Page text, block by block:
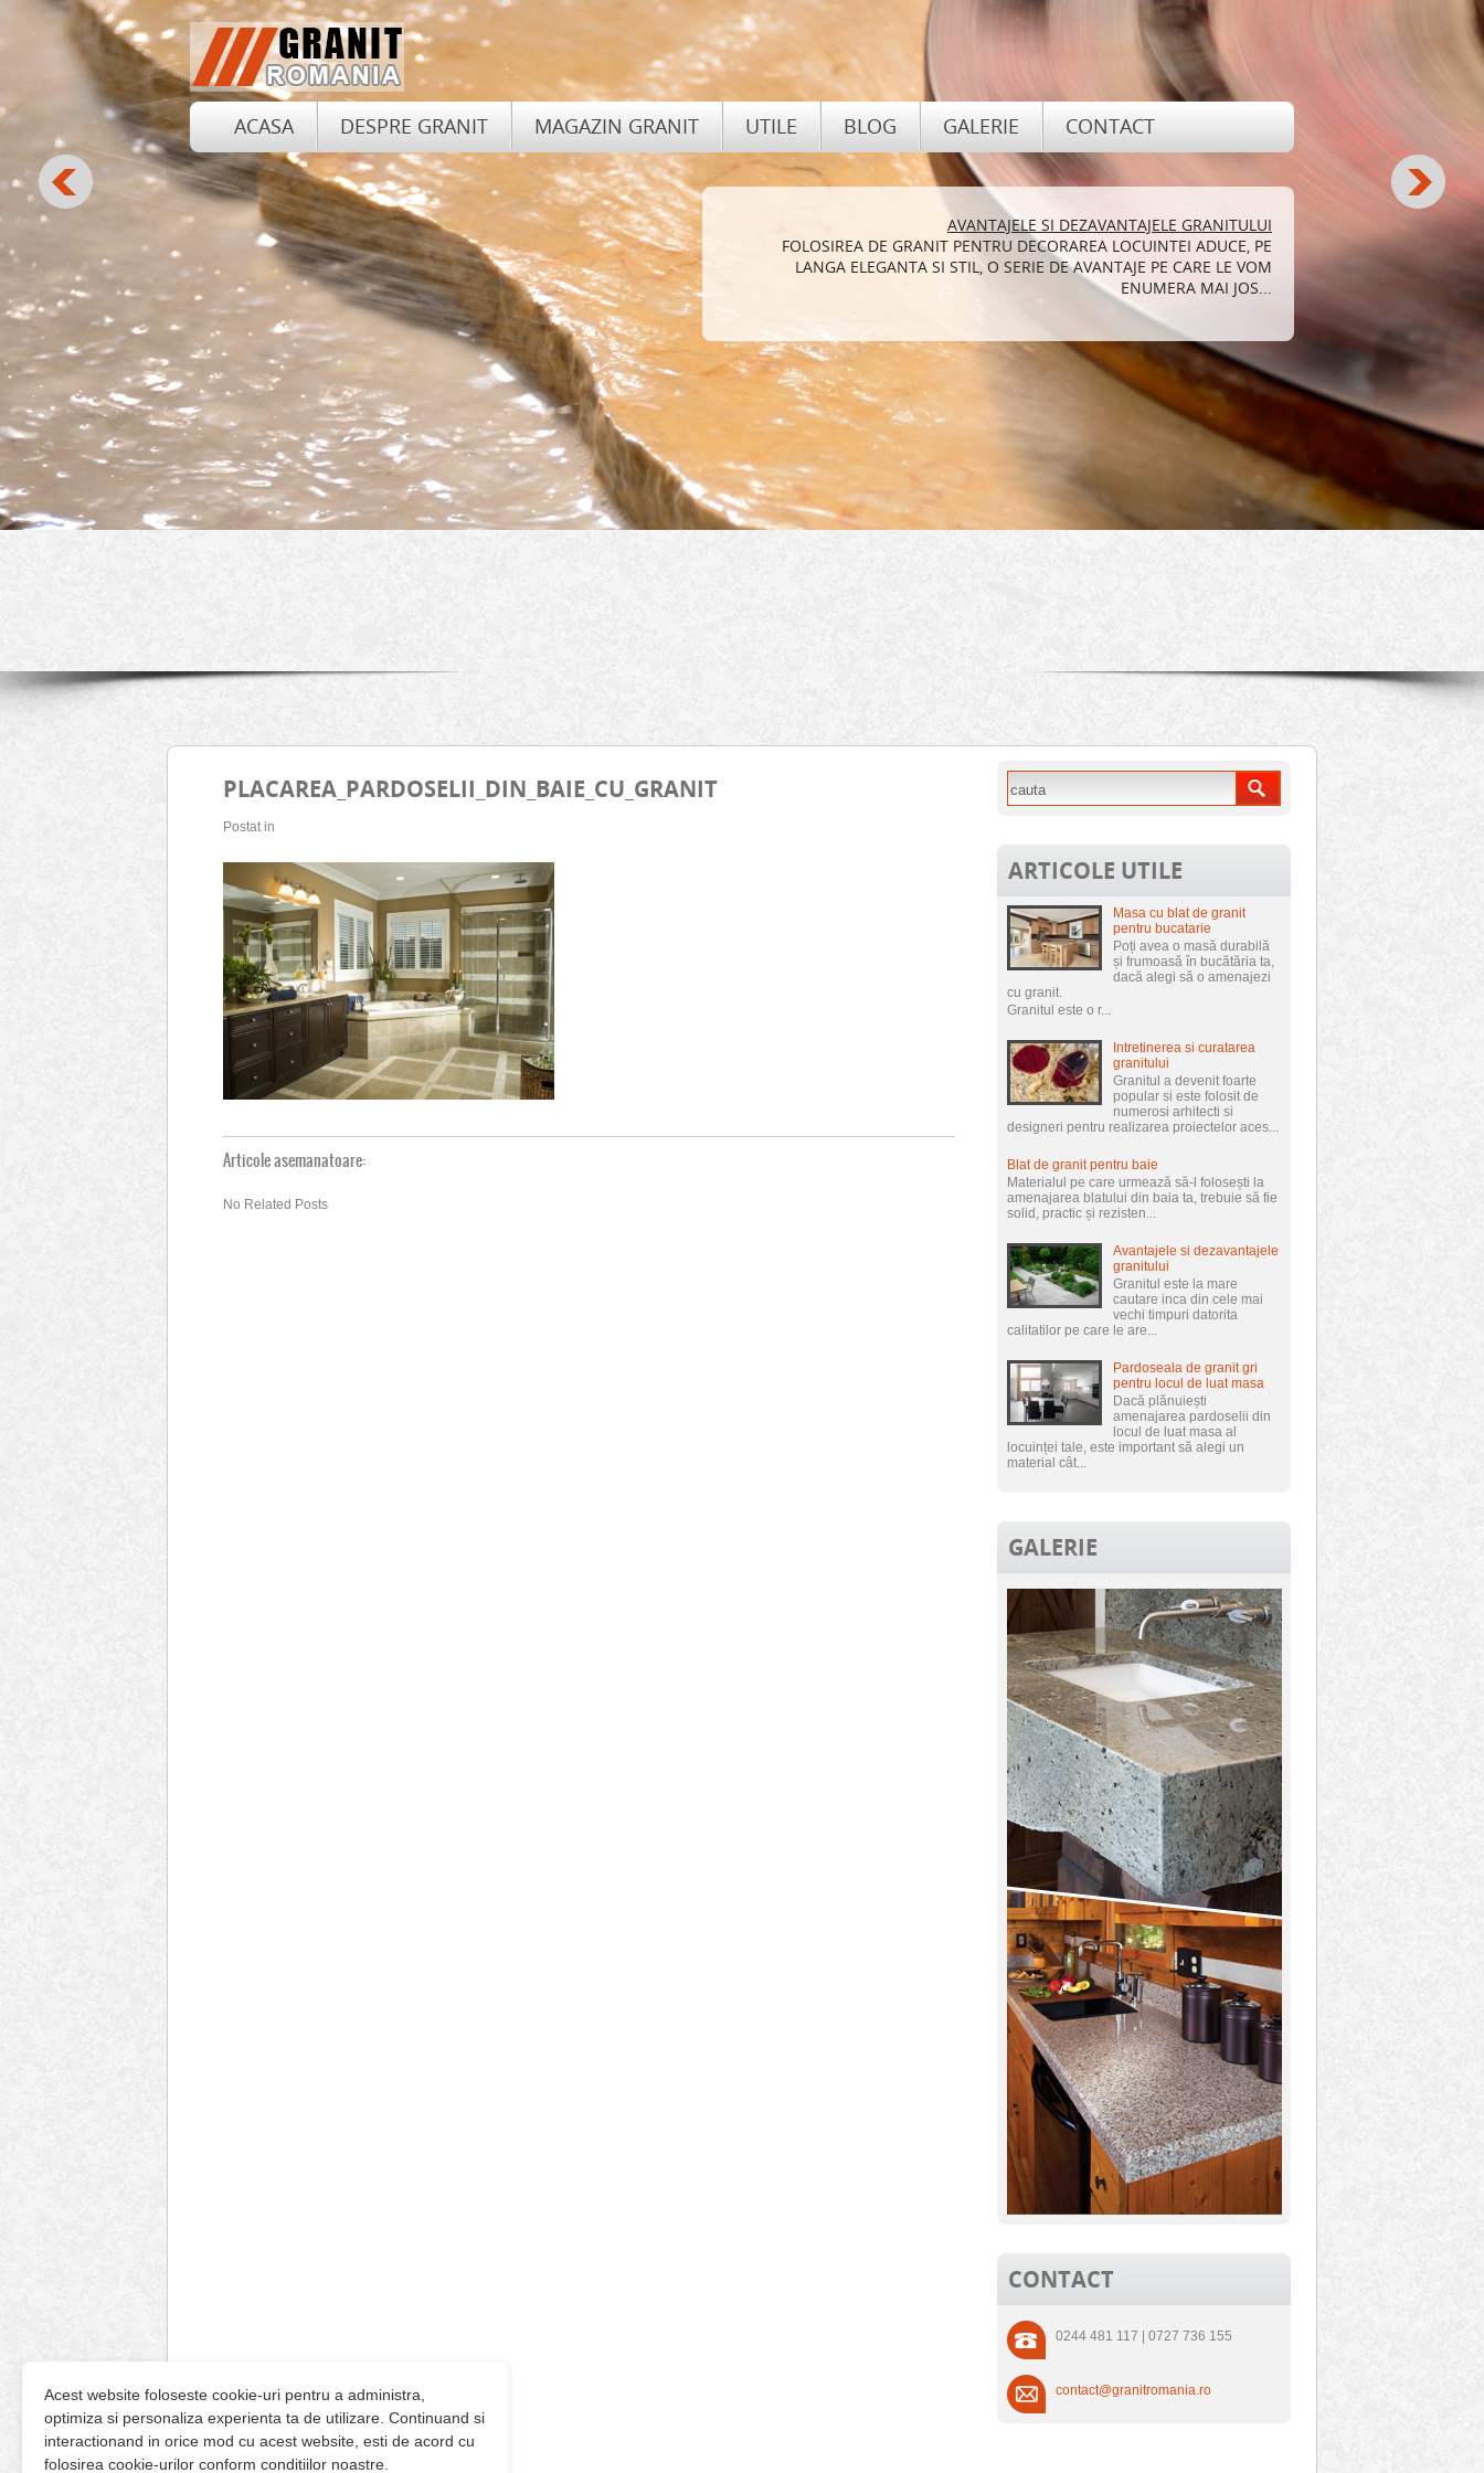
Acest website foloseste cookie-uri pentru a administra,
optimiza si personaliza experienta ta de utilizare. Continuand si
interactionand in orice mod cu acest website, esti de acord cu
folosirea cookie-urilor conform conditiilor noastre.
ACASA DESPRE GRANIT MAGAZIN GRANIT UTILE BLOG GALERIE CONTACT
AVANTAJELE SI DEZAVANTAJELE GRANITULUI
FOLOSIREA DE GRANIT PENTRU DECORAREA LOCUINTEI ADUCE, PE
LANGA ELEGANTA SI STIL, O SERIE DE AVANTAJE PE CARE LE VOM
ENUMERA MAI JOS...
SEMINEE DIN PIATRA NATURALA
SEMINEELE ADAUGA ORICARUI LIVING ELEGANTA SI UNICITATE, INSA,
TREBUIE CA MONTAJUL SA SE REALIZEZE DE O ECHIPA DE
PROFESIONISTI DEOARECE SEMINEELE CARE AU CA DECOR...
ARTICOLE UTILE
Masa cu blat de granit
pentru bucatarie
Poți avea o masă durabilă
și frumoasă în bucătăria ta,
dacă alegi să o amenajezi
cu granit.
Granitul este o r...
Intretinerea si curatarea
granitului
Granitul a devenit foarte
popular si este folosit de
numerosi arhitecti si
designeri pentru realizarea proiectelor aces...
Blat de granit pentru baie
Materialul pe care urmează să-l folosești la
amenajarea blatului din baia ta, trebuie să fie
solid, practic și rezisten...
Avantajele si dezavantajele
granitului
Granitul este la mare
cautare inca din cele mai
vechi timpuri datorita
calitatilor pe care le are...
Pardoseala de granit gri
pentru locul de luat masa
Dacă plănuiești
amenajarea pardoselii din
locul de luat masa al
locuinței tale, este important să alegi un
material cât...
GALERIE
CONTACT
0244 481 117 | 0727 736 155
contact@granitromania.ro
PLACAREA_PARDOSELII_DIN_BAIE_CU_GRANIT
Postat in
Articole asemanatoare:
No Related Posts